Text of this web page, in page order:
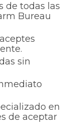
de todas las
Bureau
sin
en
de aceptar